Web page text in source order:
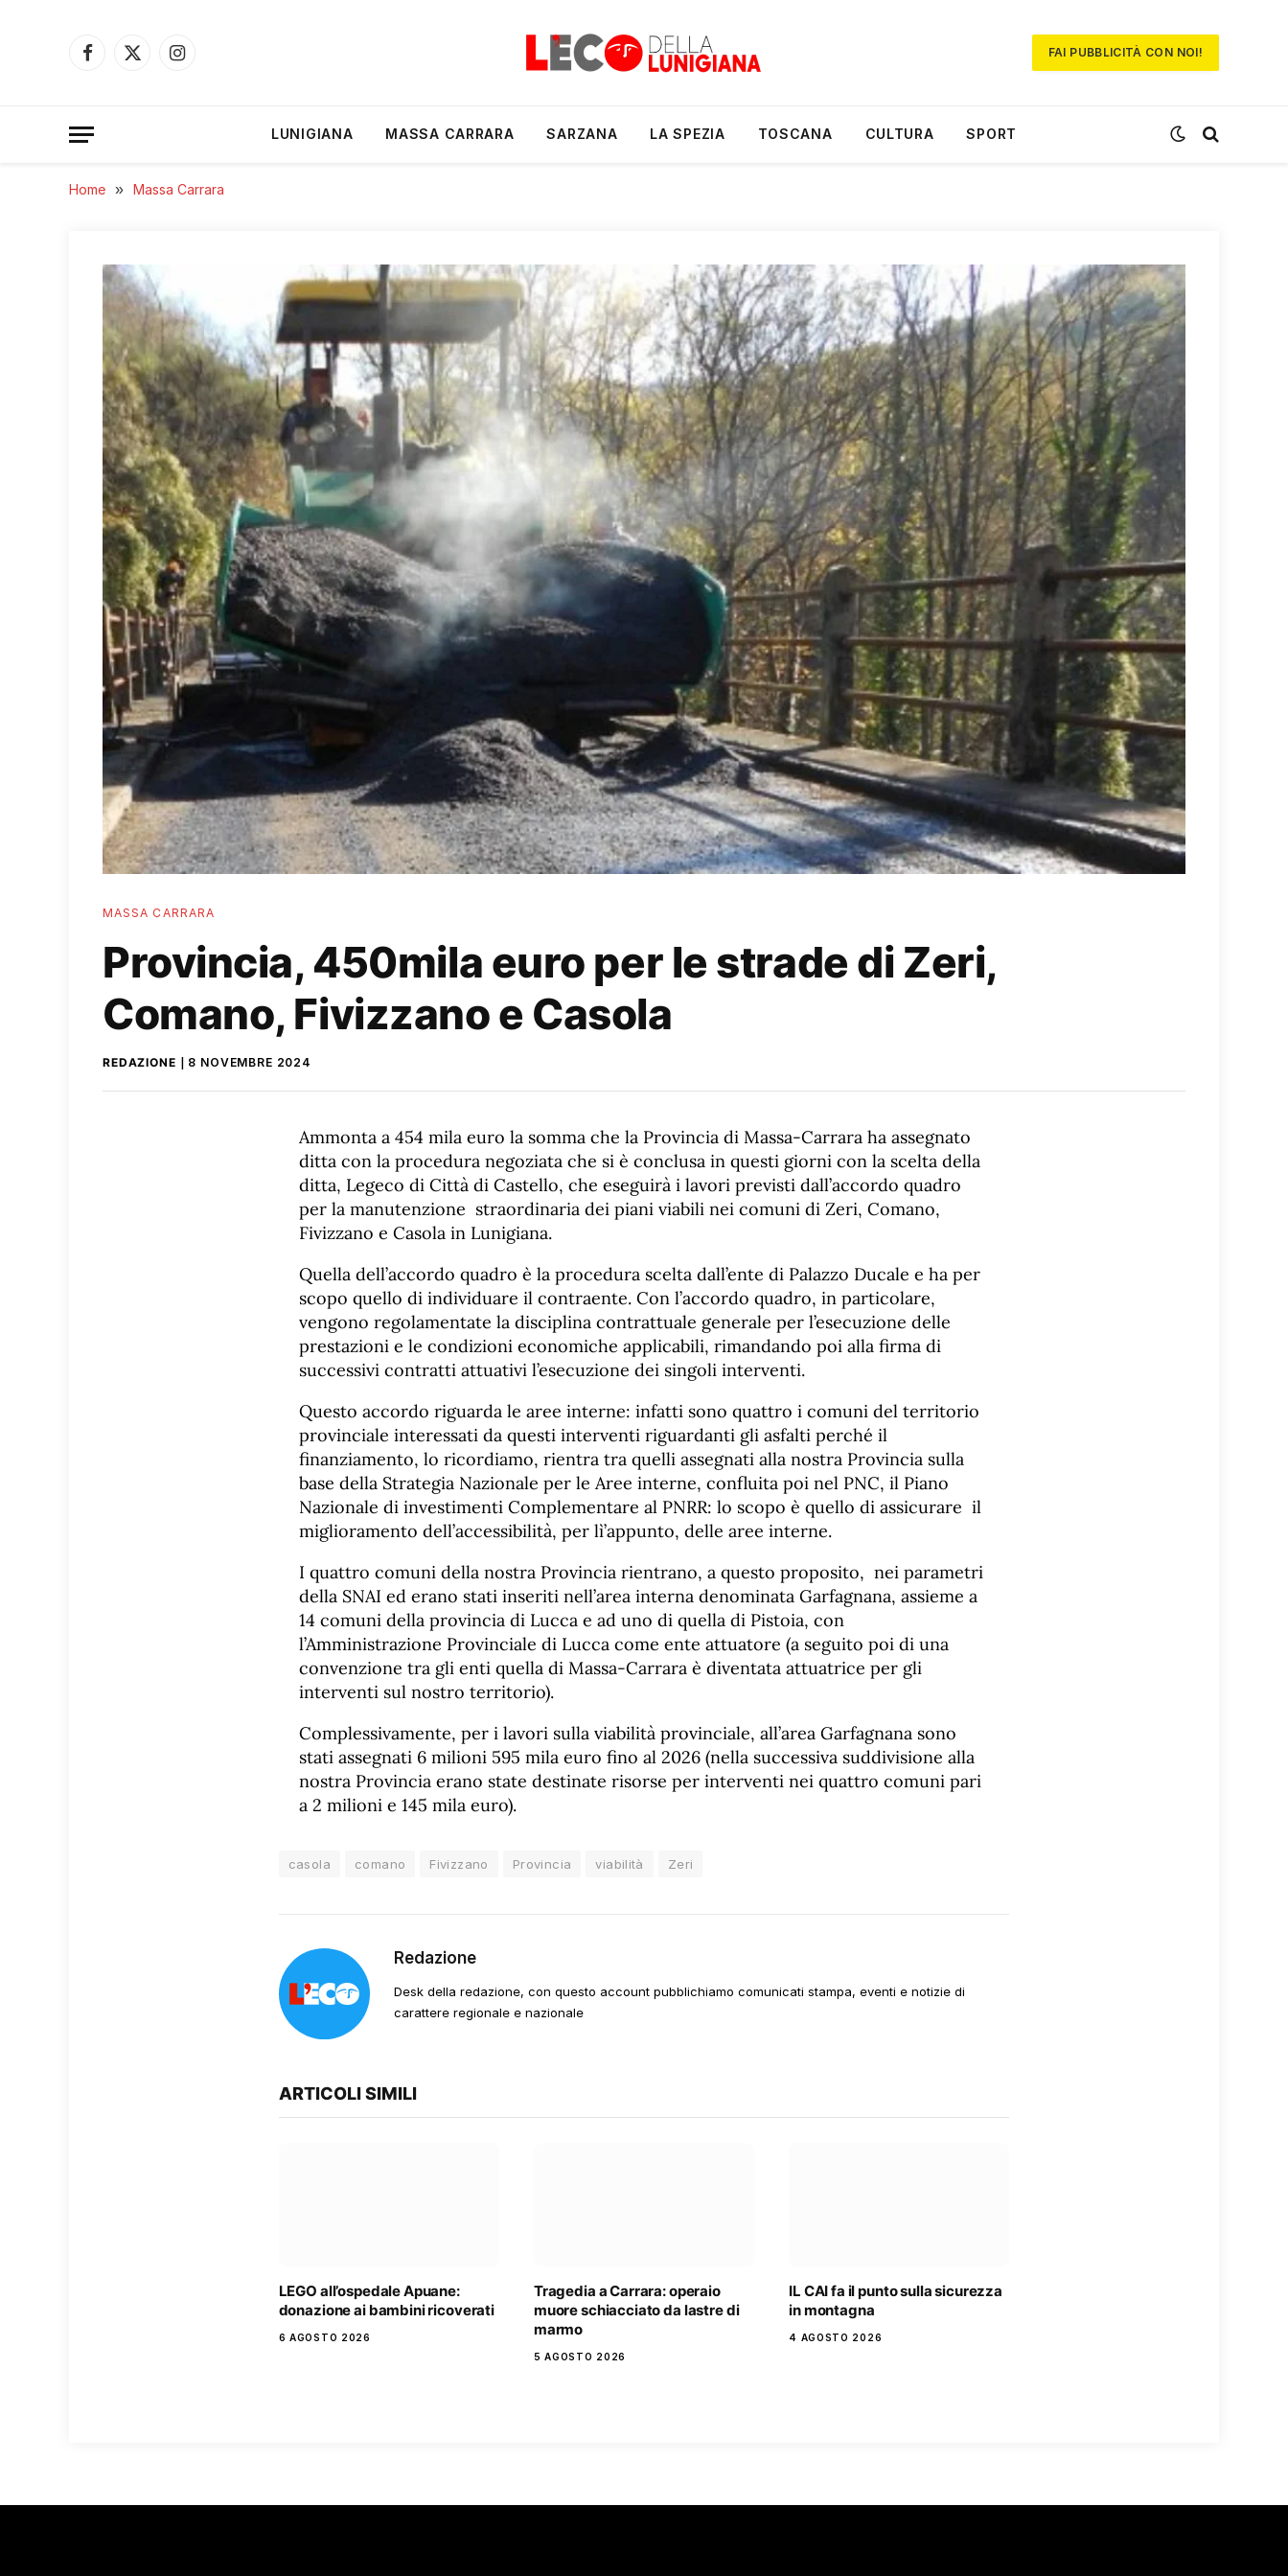
Facebook
X
Instagram
FAI PUBBLICITÀ CON NOI!
LUNIGIANA MASSA CARRARA SARZANA LA SPEZIA TOSCANA CULTURA SPORT
Home » Massa Carrara
MASSA CARRARA
Provincia, 450mila euro per le strade di Zeri,
Comano, Fivizzano e Casola
REDAZIONE 8 NOVEMBRE 2024
Ammonta a 454 mila euro la somma che la Provincia di Massa-Carrara ha assegnato
ditta con la procedura negoziata che si è conclusa in questi giorni con la scelta della
ditta, Legeco di Città di Castello, che eseguirà i lavori previsti dall’accordo quadro
per la manutenzione straordinaria dei piani viabili nei comuni di Zeri, Comano,
Fivizzano e Casola in Lunigiana.
Quella dell’accordo quadro è la procedura scelta dall’ente di Palazzo Ducale e ha per
scopo quello di individuare il contraente. Con l’accordo quadro, in particolare,
vengono regolamentate la disciplina contrattuale generale per l’esecuzione delle
prestazioni e le condizioni economiche applicabili, rimandando poi alla firma di
successivi contratti attuativi l’esecuzione dei singoli interventi.
Questo accordo riguarda le aree interne: infatti sono quattro i comuni del territorio
provinciale interessati da questi interventi riguardanti gli asfalti perché il
finanziamento, lo ricordiamo, rientra tra quelli assegnati alla nostra Provincia sulla
base della Strategia Nazionale per le Aree interne, confluita poi nel PNC, il Piano
Nazionale di investimenti Complementare al PNRR: lo scopo è quello di assicurare il
miglioramento dell’accessibilità, per lì’appunto, delle aree interne.
I quattro comuni della nostra Provincia rientrano, a questo proposito, nei parametri
della SNAI ed erano stati inseriti nell’area interna denominata Garfagnana, assieme a
14 comuni della provincia di Lucca e ad uno di quella di Pistoia, con
l’Amministrazione Provinciale di Lucca come ente attuatore (a seguito poi di una
convenzione tra gli enti quella di Massa-Carrara è diventata attuatrice per gli
interventi sul nostro territorio).
Complessivamente, per i lavori sulla viabilità provinciale, all’area Garfagnana sono
stati assegnati 6 milioni 595 mila euro fino al 2026 (nella successiva suddivisione alla
nostra Provincia erano state destinate risorse per interventi nei quattro comuni pari
a 2 milioni e 145 mila euro).
casola comano Fivizzano Provincia viabilità Zeri
Redazione
Desk della redazione, con questo account pubblichiamo comunicati stampa, eventi e notizie di
carattere regionale e nazionale
ARTICOLI SIMILI
LEGO all’ospedale Apuane:
donazione ai bambini ricoverati
6 AGOSTO 2026
Tragedia a Carrara: operaio
muore schiacciato da lastre di
marmo
5 AGOSTO 2026
IL CAI fa il punto sulla sicurezza
in montagna
4 AGOSTO 2026